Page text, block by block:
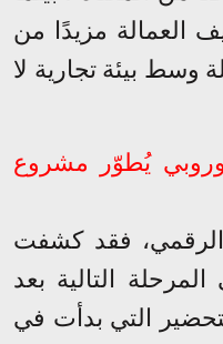
العمالة مزيدًا من
وسط بيئة تجارية لا
يُطوّر مشروع
فقد كشفت
التالية بعد
التي بدأت في